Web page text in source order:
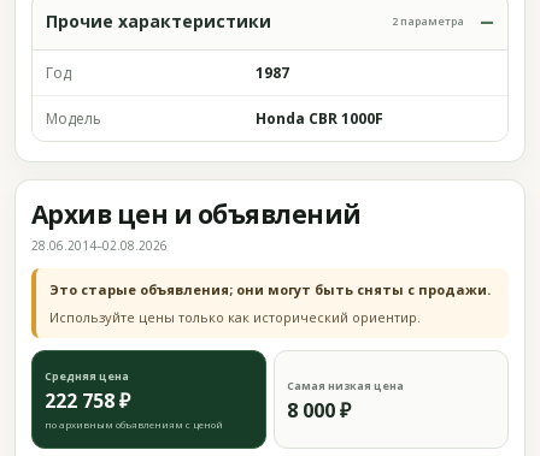
Прочие характеристики 2 параметра
Год 1987
Модель Honda CBR 1000F
Архив цен и объявлений
28.06.2014–02.08.2026
Это старые объявления; они могут быть сняты с продажи.
Используйте цены только как исторический ориентир.
Средняя цена
222 758 ₽
по архивным объявлениям с ценой
Самая низкая цена
8 000 ₽